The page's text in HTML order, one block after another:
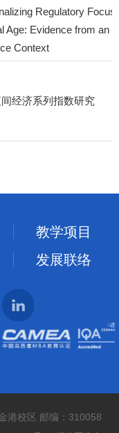
Regulatory Focus
Age: Evidence from an
Context
经济系列指数研究
教学项目
发展联络
港校区 邮编：310058